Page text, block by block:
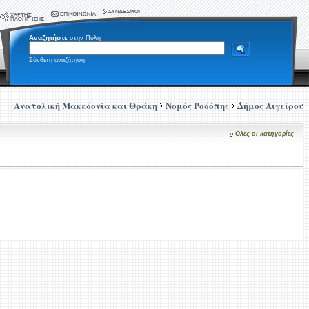
Αναζητήστε στην Πύλη
Σύνθετη αναζήτηση
Ανατολική Μακεδονία και Θράκη Νομός Ροδόπης Δήμος Αιγείρου
Ολες οι κατηγορίες